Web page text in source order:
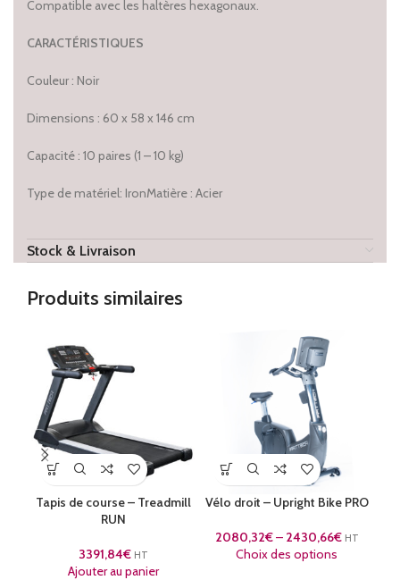
Compatible avec les haltères hexagonaux.
CARACTÉRISTIQUES
Couleur : Noir
Dimensions : 60 x 58 x 146 cm
Capacité : 10 paires (1 – 10 kg)
Type de matériel: IronMatière : Acier
Stock & Livraison
Produits similaires
Tapis de course – Treadmill
RUN
3391,84€ HT
Ajouter au panier
Vélo droit – Upright Bike PRO
2080,32€– 2430,66€ HT
Choix des options